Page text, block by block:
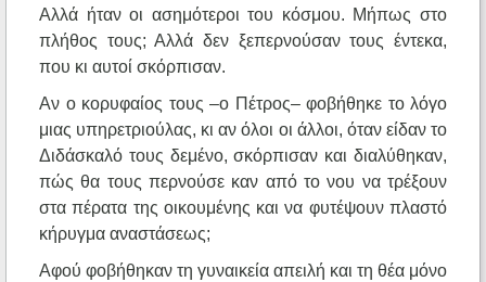
Αλλά ήταν οι ασημότεροι του κόσμου. Μήπως στο
πλήθος τους; Αλλά δεν ξεπερνούσαν τους έντεκα,
που κι αυτοί σκόρπισαν.
Αν ο κορυφαίος τους –ο Πέτρος– φοβήθηκε το λόγο
μιας υπηρετριούλας, κι αν όλοι οι άλλοι, όταν είδαν το
Διδάσκαλό τους δεμένο, σκόρπισαν και διαλύθηκαν,
πώς θα τους περνούσε καν από το νου να τρέξουν
στα πέρατα της οικουμένης και να φυτέψουν πλαστό
κήρυγμα αναστάσεως;
Αφού φοβήθηκαν τη γυναικεία απειλή και τη θέα μόνο